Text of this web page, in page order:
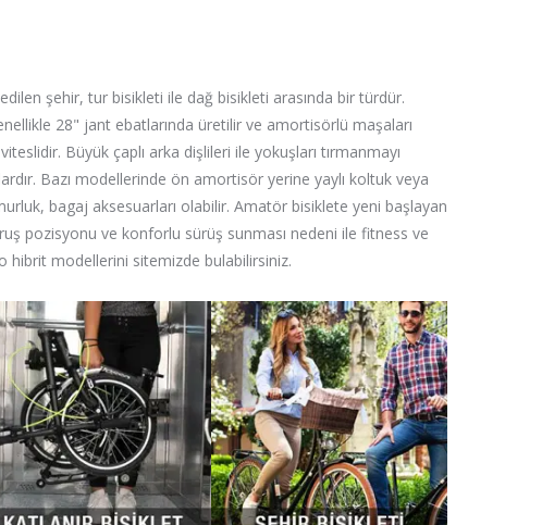
şehir, tur bisikleti ile dağ bisikleti arasında bir türdür.
28" jant ebatlarında üretilir ve amortisörlü maşaları
Büyük çaplı arka dişlileri ile yokuşları tırmanmayı
Bazı modellerinde ön amortisör yerine yaylı koltuk veya
bagaj aksesuarları olabilir. Amatör bisiklete yeni başlayan
pozisyonu ve konforlu sürüş sunması nedeni ile fitness ve
hibrit modellerini sitemizde bulabilirsiniz.